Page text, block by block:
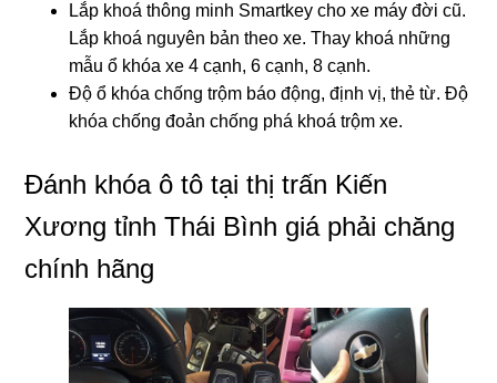
Lắp khoá thông minh Smartkey cho xe máy đời cũ.
Lắp khoá nguyên bản theo xe. Thay khoá những
mẫu ổ khóa xe 4 cạnh, 6 cạnh, 8 cạnh.
Độ ổ khóa chống trộm báo động, định vị, thẻ từ. Độ
khóa chống đoản chống phá khoá trộm xe.
Đánh khóa ô tô tại thị trấn Kiến
Xương tỉnh Thái Bình giá phải chăng
chính hãng